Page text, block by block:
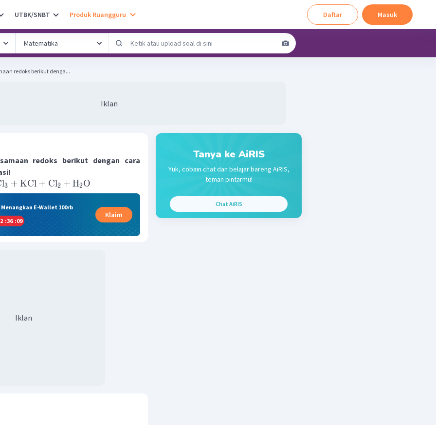
UTBK/SNBT Produk Ruangguru Daftar Masuk
redoks berikut denga...
Iklan
redoks berikut dengan cara
3 + KCl + Cl2 + H2O
E-Wallet 100rb
:36 :08
Klaim
Iklan
Tanya ke AiRIS
Yuk, cobain chat dan belajar bareng AiRIS,
teman pintarmu!
Chat AiRIS